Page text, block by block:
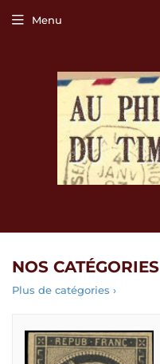
Menu
NOS CATÉGORIES
Plus de catégories ›